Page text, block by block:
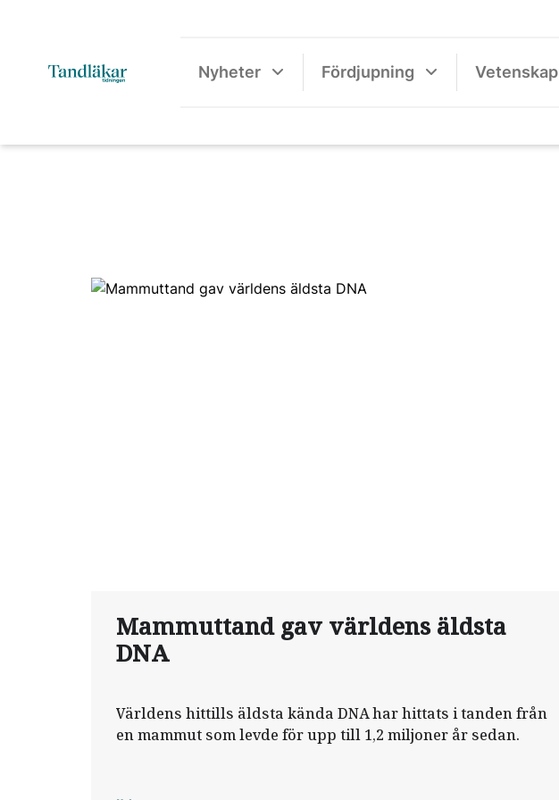
Nyheter Fördjupning Vetenskap
Mammuttand gav världens äldsta
DNA
Världens hittills äldsta kända DNA har hittats i tanden från
en mammut som levde för upp till 1,2 miljoner år sedan.